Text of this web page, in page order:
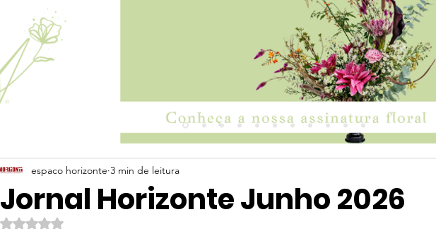
Jornal Horizonte Junho 2026
espaco horizonte 3 min de leitura
Avaliado com NaN de 5 estrelas.